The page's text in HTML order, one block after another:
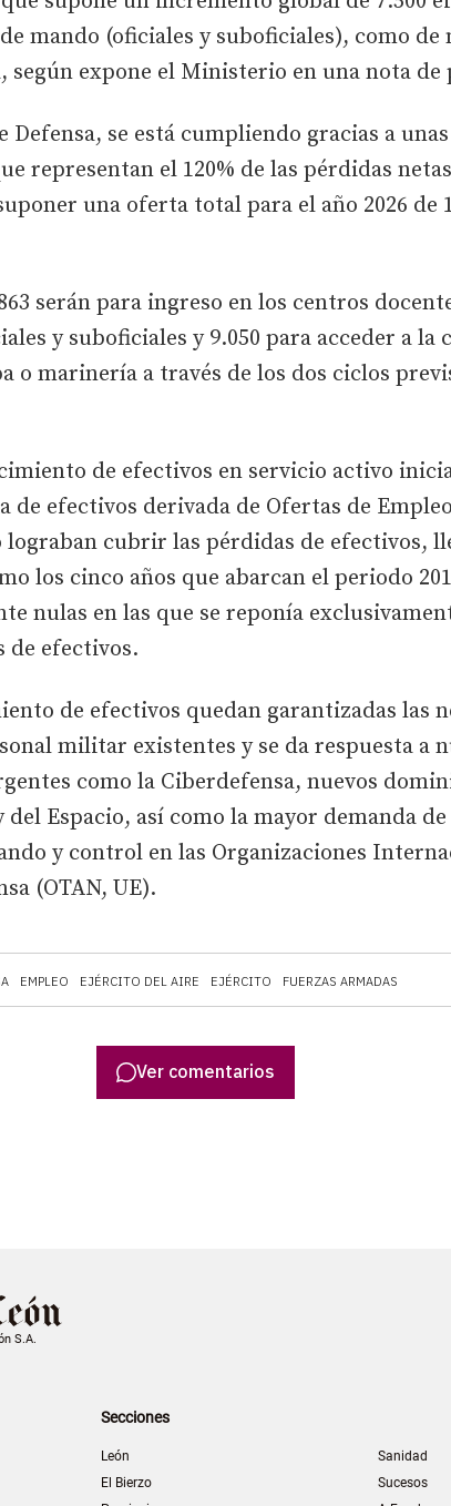
EMPLEO EJÉRCITO DEL AIRE EJÉRCITO FUERZAS ARMADAS
mando (oficiales y suboficiales), como de
expone el Ministerio en una nota de
Defensa, se está cumpliendo gracias a
representan el 120% de las pérdidas
una oferta total para el año 2026 de
serán para ingreso en los centros
y suboficiales y 9.050 para acceder a la
o marinería a través de los dos ciclos
de efectivos en servicio activo
de efectivos derivada de Ofertas de
cubrir las pérdidas de efectivos,
los cinco años que abarcan el periodo
nulas en las que se reponía
de efectivos.
de efectivos quedan garantizadas las
militar existentes y se da respuesta a
como la Ciberdefensa, nuevos
Espacio, así como la mayor demanda de
y control en las Organizaciones
(OTAN, UE).
Ver comentarios
S.A.
Secciones
León
El Bierzo
Sanidad
Sucesos